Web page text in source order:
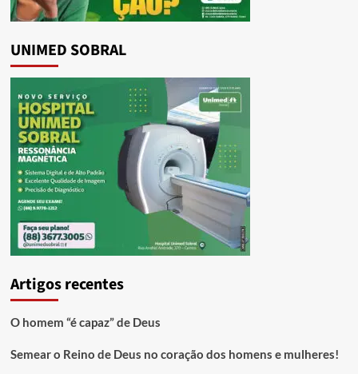
UNIMED SOBRAL
Artigos recentes
O homem “é capaz” de Deus
Semear o Reino de Deus no coração dos homens e mulheres!